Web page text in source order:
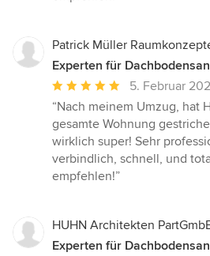
Patrick Müller
Experten für
Durchschnittliche
Bewertung:
5
von
5
Sternen
5. Februar
“Nach meinem Umzug, hat
gesamte Wohnung
wirklich super! Sehr
verbindlich, schnell, und
empfehlen!”
HUHN Architekten
Experten für